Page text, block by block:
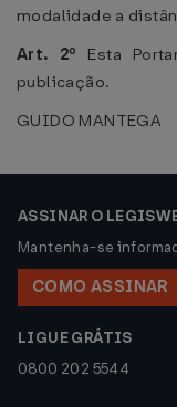
modalidade a
Art. 2º Esta
publicação.
GUIDO MANTEGA
ASSINAR O
Mantenha-se
COMO ASSINAR
LIGUE GRÁTIS
0800 202 5544